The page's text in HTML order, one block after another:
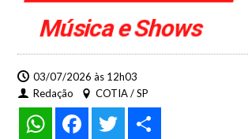
Música e Shows
03/07/2026 às 12h03
Redação
COTIA / SP
WhatsAppFacebookTwitter